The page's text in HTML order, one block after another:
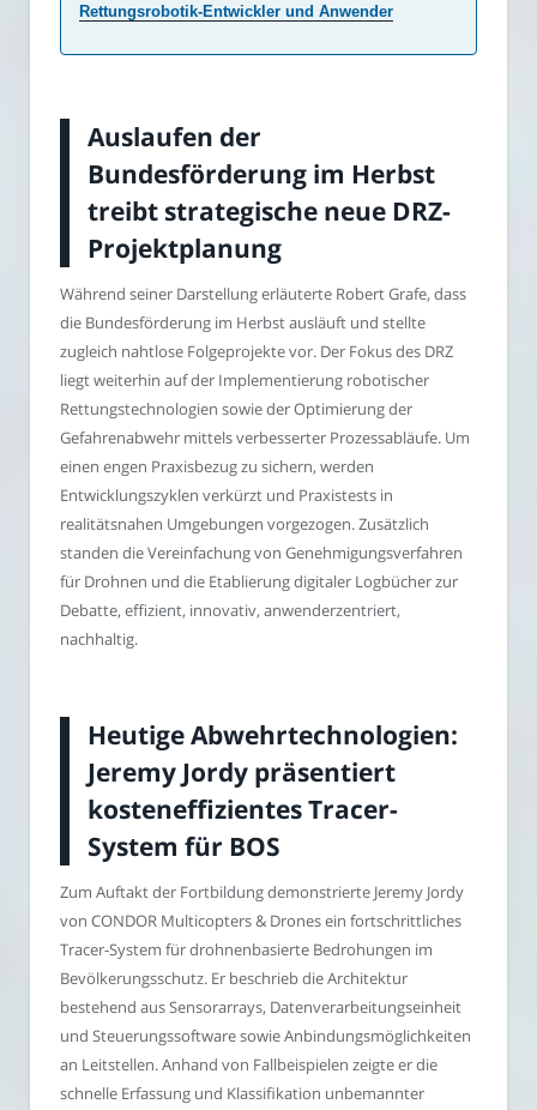
Rettungsrobotik-Entwickler und Anwender
Auslaufen der
Bundesförderung im Herbst
treibt strategische neue DRZ-
Projektplanung
Während seiner Darstellung erläuterte Robert Grafe, dass
die Bundesförderung im Herbst ausläuft und stellte
zugleich nahtlose Folgeprojekte vor. Der Fokus des DRZ
liegt weiterhin auf der Implementierung robotischer
Rettungstechnologien sowie der Optimierung der
Gefahrenabwehr mittels verbesserter Prozessabläufe. Um
einen engen Praxisbezug zu sichern, werden
Entwicklungszyklen verkürzt und Praxistests in
realitätsnahen Umgebungen vorgezogen. Zusätzlich
standen die Vereinfachung von Genehmigungsverfahren
für Drohnen und die Etablierung digitaler Logbücher zur
Debatte, effizient, innovativ, anwenderzentriert,
nachhaltig.
Heutige Abwehrtechnologien:
Jeremy Jordy präsentiert
kosteneffizientes Tracer-
System für BOS
Zum Auftakt der Fortbildung demonstrierte Jeremy Jordy
von CONDOR Multicopters & Drones ein fortschrittliches
Tracer-System für drohnenbasierte Bedrohungen im
Bevölkerungsschutz. Er beschrieb die Architektur
bestehend aus Sensorarrays, Datenverarbeitungseinheit
und Steuerungssoftware sowie Anbindungsmöglichkeiten
an Leitstellen. Anhand von Fallbeispielen zeigte er die
schnelle Erfassung und Klassifikation unbemannter